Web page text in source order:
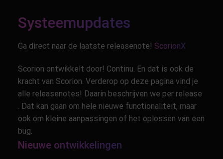
Systeemupdates
Ga direct naar de laatste releasenote! ScorionX
Scorion ontwikkelt door! Continu. En dat is ook de
kracht van Scorion. Verderop op deze pagina vind je
alle releasenotes! Daarin beschrijven we per release
. Dat kan gaan om hele nieuwe functionaliteit, maar
ook om kleine aanpassingen of het oplossen van een
bug.
Nieuwe ontwikkelingen